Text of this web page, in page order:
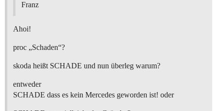
Franz
Ahoi!
proc „Schaden“?
skoda heißt SCHADE und nun überleg warum?
entweder
SCHADE dass es kein Mercedes geworden ist! oder